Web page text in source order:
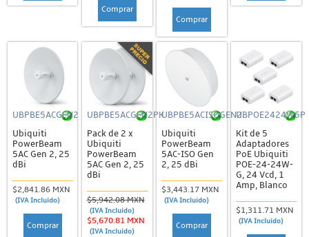
Comprar
Comprar
UBPBE5ACGEN2
Ubiquiti
PowerBeam
5AC Gen 2, 25
dBi
$2,841.86 MXN
(IVA Incluido)
Comprar
UBPBE5ACGEN2PK
Pack de 2 x
Ubiquiti
PowerBeam
5AC Gen 2, 25
dBi
$5,942.08 MXN
(IVA Incluido)
$5,670.81 MXN
(IVA Incluido)
UBPBE5ACISOGEN2
Ubiquiti
PowerBeam
5AC-ISO Gen
2, 25 dBi
$3,443.17 MXN
(IVA Incluido)
Comprar
UBPOE2424W5P
Kit de 5
Adaptadores
PoE Ubiquiti
POE-24-24W-
G, 24 Vcd, 1
Amp, Blanco
$1,311.71 MXN
(IVA Incluido)